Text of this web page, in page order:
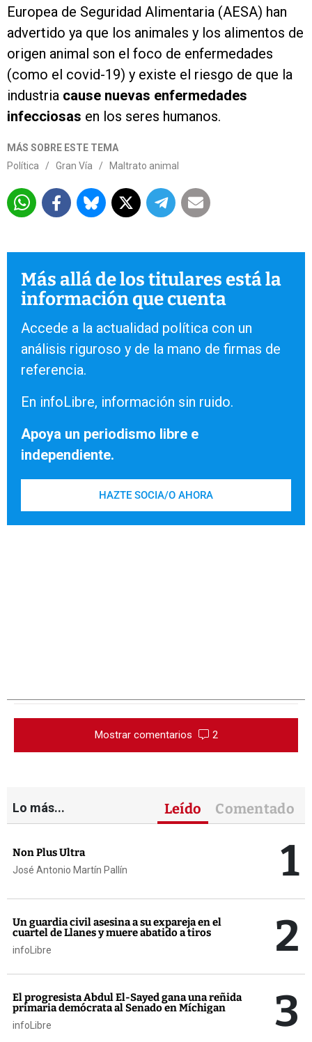
Europea de Seguridad Alimentaria (AESA) han
advertido ya que los animales y los alimentos de
origen animal son el foco de enfermedades
(como el covid-19) y existe el riesgo de que la
industria cause nuevas enfermedades
infecciosas en los seres humanos.
MÁS SOBRE ESTE TEMA
Política
/ Gran Vía / Maltrato animal
Más allá de los titulares está la
información que cuenta
Accede a la actualidad política con un
análisis riguroso y de la mano de firmas de
referencia.
En infoLibre, información sin ruido.
Apoya un periodismo libre e
independiente.
HAZTE SOCIA/O AHORA
Mostrar comentarios 2
Lo más... Leído Comentado
Non Plus Ultra
José Antonio Martín Pallín 1
Un guardia civil asesina a su expareja en el
cuartel de Llanes y muere abatido a tiros
infoLibre 2
El progresista Abdul El-Sayed gana una reñida
primaria demócrata al Senado en Míchigan
infoLibre 3